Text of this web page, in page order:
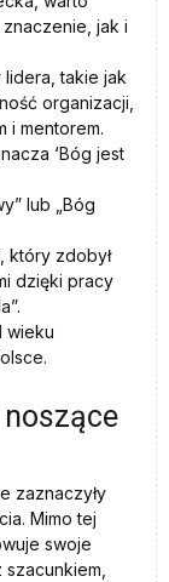
jak i
takie jak
organizacji,
i mentorem.
‘Bóg jest
lub „Bóg
który zdobył
dzięki pracy
wieku
zaznaczyły
Mimo tej
swoje